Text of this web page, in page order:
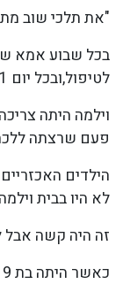
"את תלכי שוב
בכל שבוע אמא
לטיפול,ובכל יום 21 האחים שלה היו מעסים את רגליה
וילמה היתה
פעם שרצתה
הילדים
לא היו בבית
זה היה קשה